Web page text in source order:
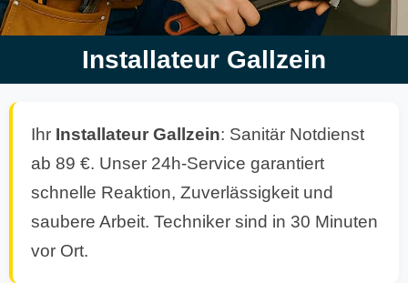
Installateur Gallzein
Ihr Installateur Gallzein: Sanitär Notdienst
ab 89 €. Unser 24h-Service garantiert
schnelle Reaktion, Zuverlässigkeit und
saubere Arbeit. Techniker sind in 30 Minuten
vor Ort.